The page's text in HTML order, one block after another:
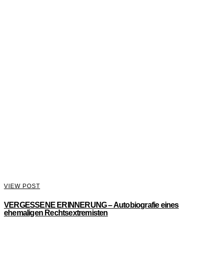
VIEW POST
VERGESSENE ERINNERUNG – Autobiografie eines
ehemaligen Rechtsextremisten